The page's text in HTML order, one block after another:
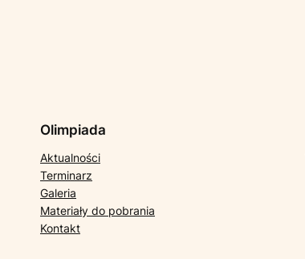
Olimpiada
Aktualności
Terminarz
Galeria
Materiały do pobrania
Kontakt